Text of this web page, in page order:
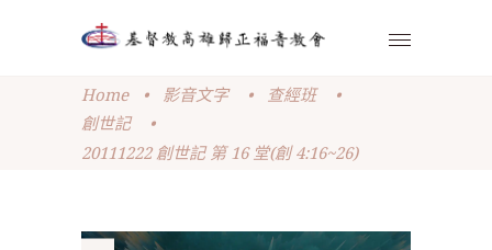
Home • 影音文字 • 查經班
•
創世記
•
20111222 創世記 第 16 堂(創 4:16~26)